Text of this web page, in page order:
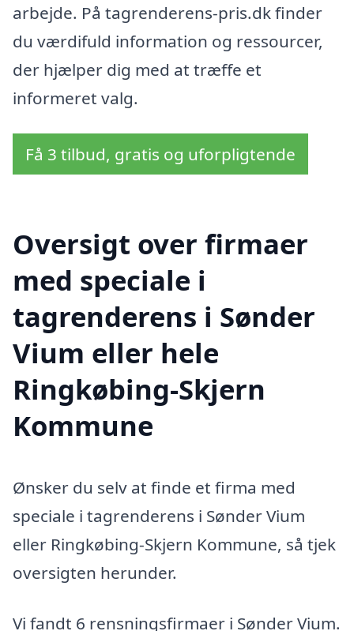
arbejde. På tagrenderens-pris.dk finder
du værdifuld information og ressourcer,
der hjælper dig med at træffe et
informeret valg.
Få 3 tilbud, gratis og uforpligtende
Oversigt over firmaer
med speciale i
tagrenderens i Sønder
Vium eller hele
Ringkøbing-Skjern
Kommune
Ønsker du selv at finde et firma med
speciale i tagrenderens i Sønder Vium
eller Ringkøbing-Skjern Kommune, så tjek
oversigten herunder.
Vi fandt 6 rensningsfirmaer i Sønder Vium.